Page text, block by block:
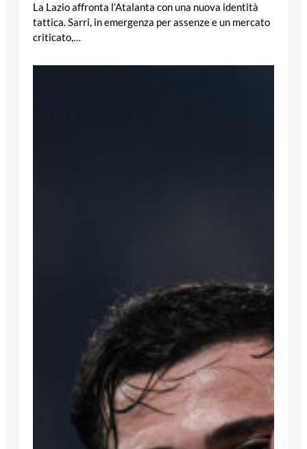
La Lazio affronta l’Atalanta con una nuova identità
tattica. Sarri, in emergenza per assenze e un mercato
criticato,…